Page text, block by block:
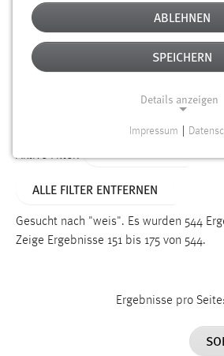
Erstellungsdatum
Alter
Aktive Filter:
ALLE FILTER ENTFERNEN
Gesucht nach "weis". Es wurden 544
Zeige Ergebnisse 151 bis 175 von 544.
Ergebnisse pro Seite:
ABLEHNEN
SPEICHERN
Details anzeigen
Funktionen und sind für die
Einverständnis
cookie_consent
Dieser Cookie speichert die
Impressum